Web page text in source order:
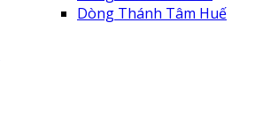
Dòng Thánh Tâm Huế